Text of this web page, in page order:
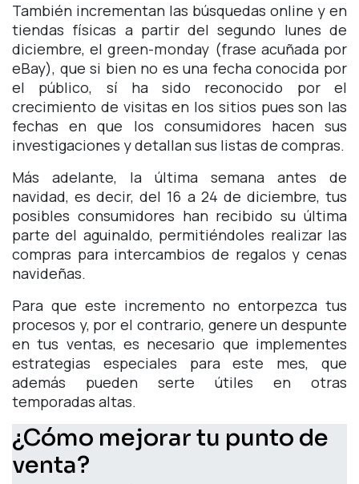
También incrementan las búsquedas online y en
tiendas físicas a partir del segundo lunes de
diciembre, elgreen-monday (frase acuñada por
eBay), que si bien no es una fecha conocida por
el público, sí ha sido reconocido por el
crecimiento de visitas en los sitios pues son las
fechas en que los consumidores hacen sus
investigaciones y detallan sus listas de compras.
Más adelante, la última semana antes de
navidad, es decir, del 16 a 24 de diciembre, tus
posibles consumidores han recibido su última
parte del aguinaldo, permitiéndoles realizar las
compras para intercambios de regalos y cenas
navideñas.
Para que este incremento no entorpezca tus
procesos y, por el contrario, genere un despunte
en tus ventas, es necesario que implementes
estrategias especiales para este mes, que
además pueden serte útiles en otras
temporadas altas.
¿Cómo mejorar tu punto de
venta?